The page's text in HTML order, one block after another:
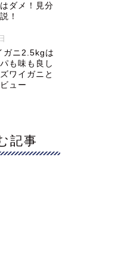
ダメ！見分
！
ガニ2.5kgは
も味も良し
ワイガニと
ュー
記事